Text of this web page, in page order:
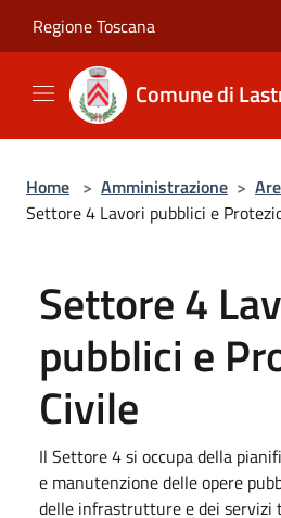
Regione Toscana
Comune di
Home > Amministrazione >
Settore 4 Lavori pubblici e
Settore 4
pubblici e
Civile
Il Settore 4 si occupa della
e manutenzione delle opere
delle infrastrutture e dei servizi